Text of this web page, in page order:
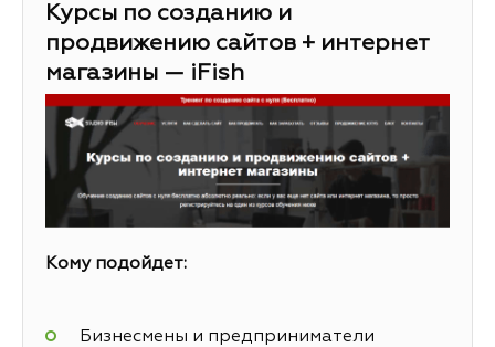
Курсы по созданию и
продвижению сайтов + интернет
магазины — iFish
Кому подойдет:
Бизнесмены и предприниматели